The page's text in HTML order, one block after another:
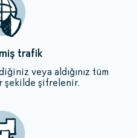
trafik
veya aldığınız tüm
şekilde şifrelenir.